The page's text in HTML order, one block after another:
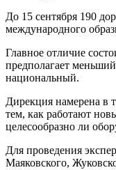
До 15 сентября 190
международного
Главное отличие
предполагает
национальный.
Дирекция намерена в
тем, как работают
целесообразно ли
Для проведения
Маяковского,